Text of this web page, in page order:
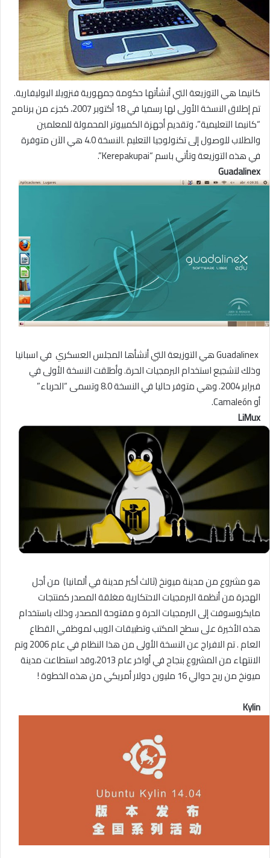
كانيما هي التوزيعة التي أنشأتها حكومة جمهورية فنزويلا البوليفارية.
تم إطلاق النسخة الأولى لها رسميا في 18 أكتوبر 2007، كجزء من برنامج
“كانيما التعليمية”، وتقديم أجهزة الكمبيوتر المحمولة للمعلمين
والطلاب للوصول إلى تكنولوجيا التعليم .النسخة 4.0 هي الآن متوفرة
في هذه التوزيعة وتأتي باسم “Kerepakupai”.
Guadalinex
Guadalinex هي التوزيعة التي أنشأها المجلس العسكري في اسبانيا
وذلك لتشجيع استخدام البرمجيات الحرة. وأطلقت النسخة الأولى في
فبراير 2004. وهي متوفر حاليا في النسخة 8.0 وتسمى “الحرباء”
أو Camaleón.
LiMux
هو مشروع من مدينة ميونخ (ثالث أكبر مدينة في ألمانيا) من أجل
الهجرة من أنظمة البرمجيات الاحتكارية مغلقة المصدر كمنتجات
مايكروسوفت إلى البرمجيات الحرة و مفتوحة المصدر، وذلك باستخدام
هذه الأخيرة على سطح المكتب وتطبيقات الويب لموظفي القطاع
العام . تم الافراج عن النسخة الأولى من هذا النظام في عام 2006 وتم
الانتهاء من المشروع بنجاح في أواخر عام 2013،وقد استطاعت مدينة
ميونخ من ربح حوالي 16 مليون دولار أمريكي من هذه الخطوة !
Kylin